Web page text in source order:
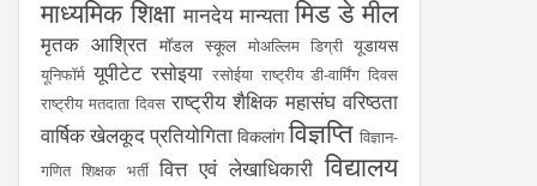
माध्यमिक शिक्षा मानदेय मान्यता मिड डे मील
मृतक आश्रित मॉडल स्कूल मोअल्लिम डिग्री यूडायस
यूनिफॉर्म यूपीटेट रसोइया रसोईया राष्ट्रीय डी-वार्मिंग दिवस
राष्ट्रीय मतदाता दिवस राष्ट्रीय शैक्षिक महासंघ वरिष्ठता
वार्षिक खेलकूद प्रतियोगिता विकलांग विज्ञप्ति विज्ञान-
गणित शिक्षक भर्ती वित्त एवं लेखाधिकारी विद्यालय